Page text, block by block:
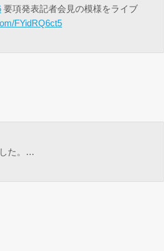
要項発表記者会見の模様をライブ
FYidRQ6ct5
た。…